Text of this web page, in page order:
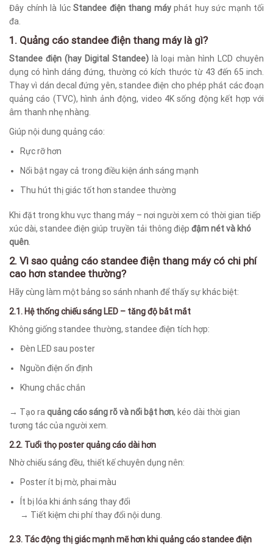
Đây chính là lúc Standee điện thang máyphát huy sức mạnh tối
đa.
1. Quảng cáo standee điện thang máy là gì?
Standee điện (hay Digital Standee)là loại màn hình LCD chuyên
dụng có hình dáng đứng, thường có kích thước từ 43 đến 65 inch.
Thay vì dán decal đứng yên, standee điện cho phép phát các đoạn
quảng cáo (TVC), hình ảnh động, video 4K sống động kết hợp với
âm thanh nhẹ nhàng.
Giúp nội dung quảng cáo:
Rực rỡ hơn
Nổi bật ngay cả trong điều kiện ánh sáng mạnh
Thu hút thị giác tốt hơn standee thường
Khi đặt trong khu vực thang máy – nơi người xem có thời gian tiếp
xúc dài, standee điện giúp truyền tải thông điệp đậm nét và khó
quên
2. Vì sao quảng cáo standee điện thang máy có chi phí
cao hơn standee thường?
Hãy cùng làm một bảng so sánh nhanh để thấy sự khác biệt:
2.1. Hệ thống chiếu sáng LED – tăng độ bắt mắt
Không giống standee thường, standee điện tích hợp:
Đèn LED sau poster
Nguồn điện ổn định
Khung chắc chắn
→ Tạo ra quảng cáo sáng rõ và nổi bật hơn, kéo dài thời gian
tương tác của người xem.
2.2. Tuổi thọ poster quảng cáo dài hơn
Nhờ chiếu sáng đều, thiết kế chuyên dụng nên:
Poster ít bị mờ, phai màu
Ít bị lóa khi ánh sáng thay đổi
→ Tiết kiệm chi phí thay đổi nội dung.
2.3. Tác động thị giác mạnh mẽ hơn khi quảng cáo standee điện